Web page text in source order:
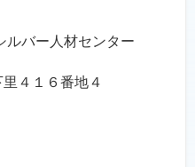
ルバー人材センター
４１６番地４